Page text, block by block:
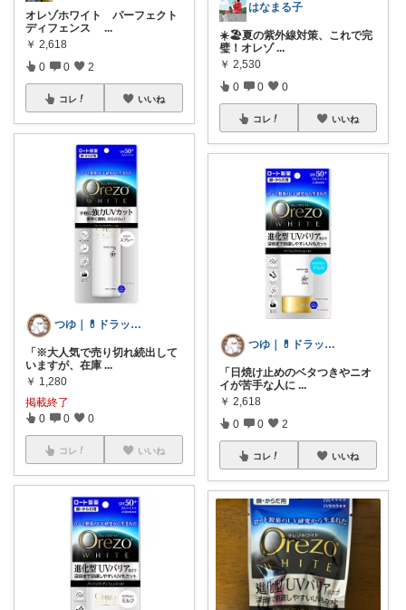
オレゾホワイト パーフェクト
ディフェンス
...
￥ 2,618
0 0 2
コレ いいね
つゆ｜💊ドラッグストア店員
「※大人気で売り切れ続出して
いますが、在庫 ...
￥ 1,280
掲載終了
0 0 0
コレ いいね
はなまる子
☀️🏖️夏の紫外線対策、これで完
璧！オレゾ ...
￥ 2,530
0 0 0
コレ いいね
つゆ｜💊ドラッグストア店員
「日焼け止めのベタつきやニオ
イが苦手な人に ...
￥ 2,618
0 0 2
コレ いいね